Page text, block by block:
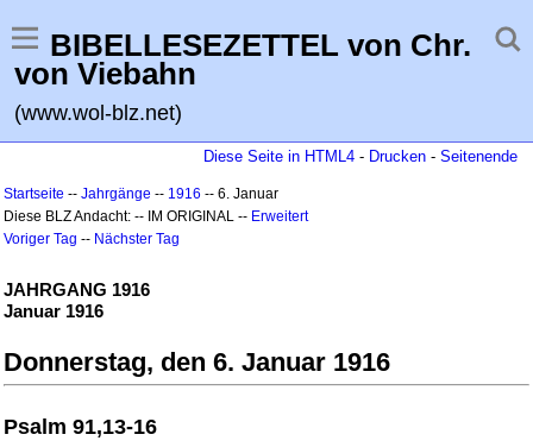
BIBELLESEZETTEL von Chr.
von Viebahn
(www.wol-blz.net)
Diese Seite in HTML4 - Drucken - Seitenende
Startseite -- Jahrgänge -- 1916 -- 6. Januar
Diese BLZ Andacht: -- IM ORIGINAL -- Erweitert
Voriger Tag -- Nächster Tag
JAHRGANG 1916
Januar 1916
Donnerstag, den 6. Januar 1916
Psalm 91,13-16